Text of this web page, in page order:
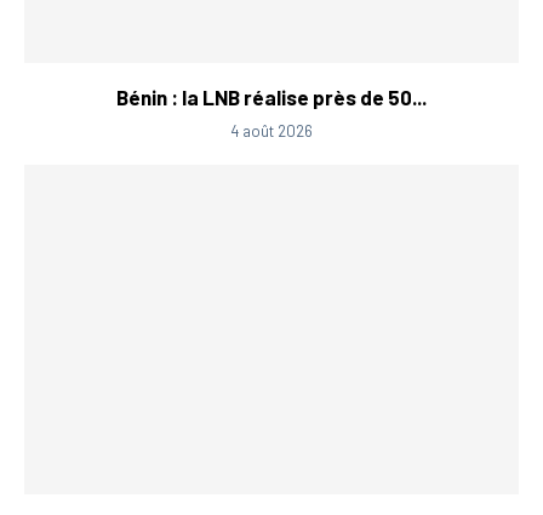
Bénin : la LNB réalise près de 50...
4 août 2026